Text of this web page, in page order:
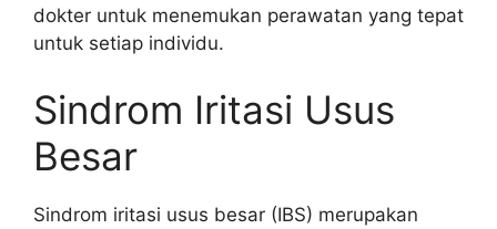
dokter untuk menemukan perawatan yang tepat
untuk setiap individu.
Sindrom Iritasi Usus
Besar
Sindrom iritasi usus besar (IBS) merupakan